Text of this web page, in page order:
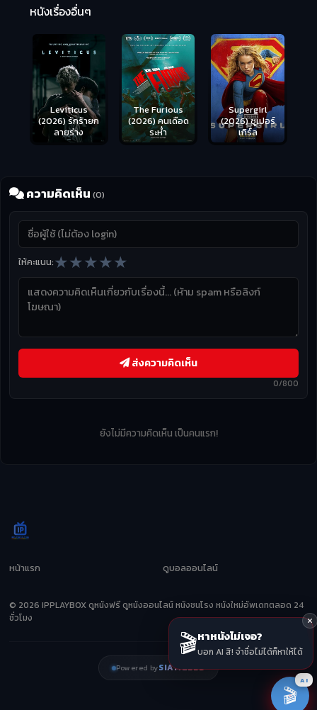
หนังเรื่องอื่นๆ
Leviticus
(2026) รักร้ายก
ลายร่าง
The Furious
(2026) คนเดือด
ระห่ำ
Supergirl
(2026) ซูเปอร์
เกิร์ล
ความคิดเห็น (0)
ให้คะแนน:★★★★★
0/800
ส่งความคิดเห็น
ยังไม่มีความคิดเห็น เป็นคนแรก!
หน้าแรก ดูบอลออนไลน์
© 2026 IPPLAYBOX ดูหนังฟรี ดูหนังออนไลน์ หนังชนโรง หนังใหม่อัพเดทตลอด 24
ชั่วโมง
Powered bySIAMZEED
🎬หาหนังไม่เจอ?
บอก AI สิ! จำชื่อไม่ได้ก็หาให้ได้
🎬
AI